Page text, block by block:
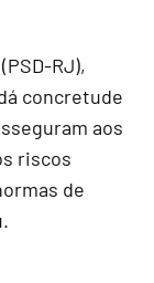
RJ),
concretude
aos
riscos
de